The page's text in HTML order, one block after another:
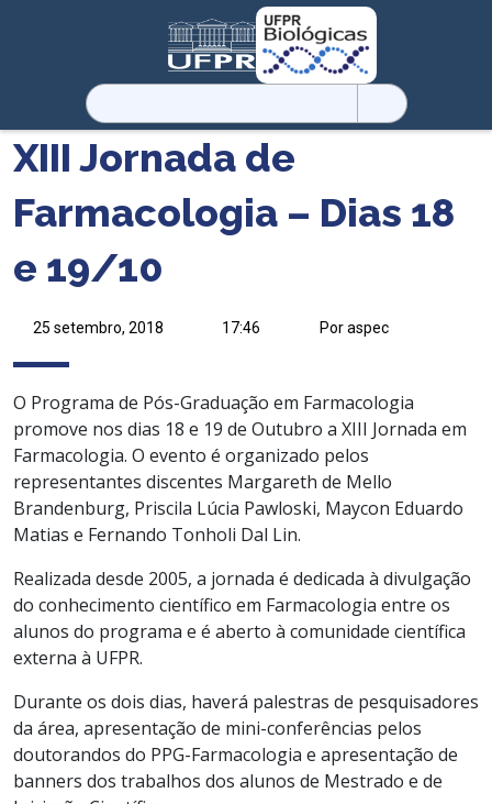
Pesquisar
por:
XIII Jornada de
Farmacologia – Dias 18
e 19/10
25 setembro, 2018 17:46 Por aspec
O Programa de Pós-Graduação em Farmacologia
promove nos dias 18 e 19 de Outubro a XIII Jornada em
Farmacologia. O evento é organizado pelos
representantes discentes Margareth de Mello
Brandenburg, Priscila Lúcia Pawloski, Maycon Eduardo
Matias e Fernando Tonholi Dal Lin.
Realizada desde 2005, a jornada é dedicada à divulgação
do conhecimento científico em Farmacologia entre os
alunos do programa e é aberto à comunidade científica
externa à UFPR.
Durante os dois dias, haverá palestras de pesquisadores
da área, apresentação de mini-conferências pelos
doutorandos do PPG-Farmacologia e apresentação de
banners dos trabalhos dos alunos de Mestrado e de